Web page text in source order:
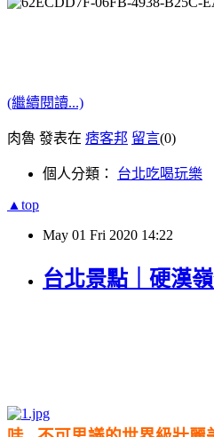
(繼續閱讀...)
肉魯 發表在 痞客邦 留言(0)
個人分類： 台北吃喝玩樂
▲top
May 01 Fri 2020 14:22
台北景點｜硬漢